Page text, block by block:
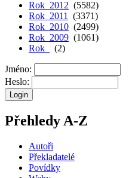
Rok 2012 (5582)
Rok 2011
(3371)
Rok 2010 (2499)
Rok 2009 (1061)
Rok
(2)
Jméno:
Heslo:
Přehledy A-Z
Autoři
Překladatelé
Povídky